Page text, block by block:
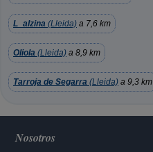
L_alzina (Lleida) a 7,6 km
Oliola (Lleida) a 8,9 km
Tarroja de Segarra (Lleida) a 9,3 km
Nosotros